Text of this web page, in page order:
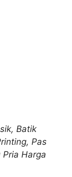
Batik
Pas
Harga